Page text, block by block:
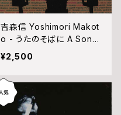
吉森信 Yoshimori Makot
o - うたのそばに A Song i
s on Your Side. (CD)
¥2,500